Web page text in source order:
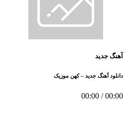
آهنگ جدید
دانلود آهنگ جدید – کهن موزیک
00:00
/
00:00